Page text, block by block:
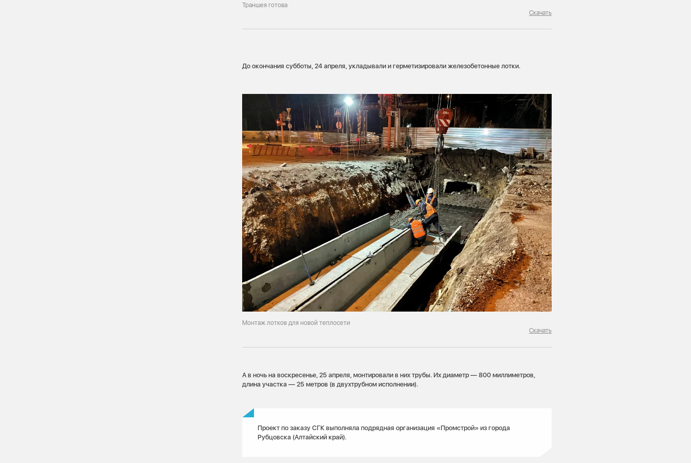
Траншея готова
Скачать
До окончания субботы, 24 апреля, укладывали и герметизировали железобетонные лотки.
Монтаж лотков для новой теплосети
Скачать
А в ночь на воскресенье, 25 апреля, монтировали в них трубы. Их диаметр — 800 миллиметров,
длина участка — 25 метров (в двухтрубном исполнении).
Проект по заказу СГК выполняла подрядная организация «Промстрой» из города
Рубцовска (Алтайский край).